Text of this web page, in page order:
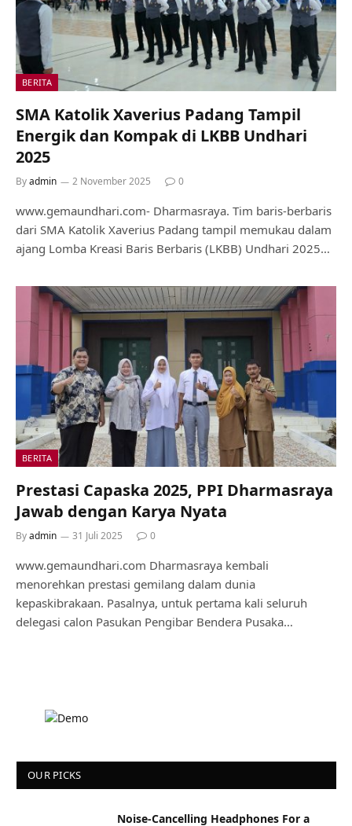
BERITA
SMA Katolik Xaverius Padang Tampil
Energik dan Kompak di LKBB Undhari
2025
Byadmin 2 November 2025 0
www.gemaundhari.com- Dharmasraya. Tim baris-berbaris
dari SMA Katolik Xaverius Padang tampil memukau dalam
ajang Lomba Kreasi Baris Berbaris (LKBB) Undhari 2025…
BERITA
Prestasi Capaska 2025, PPI Dharmasraya
Jawab dengan Karya Nyata
Byadmin 31 Juli 2025 0
www.gemaundhari.com Dharmasraya kembali
menorehkan prestasi gemilang dalam dunia
kepaskibrakaan. Pasalnya, untuk pertama kali seluruh
delegasi calon Pasukan Pengibar Bendera Pusaka…
OUR PICKS
Noise-Cancelling Headphones For a